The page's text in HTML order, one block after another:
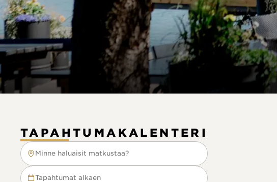
TAPAHTUMAKALENTERI
Minne haluaisit matkustaa?
Minne haluaisit matkustaa?
Tapahtumat alkaen